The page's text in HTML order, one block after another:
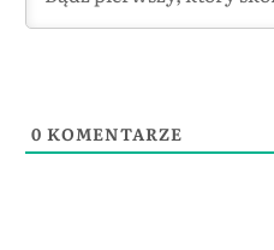
0 KOMENTARZE